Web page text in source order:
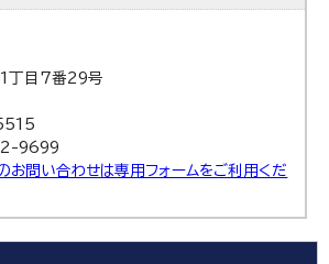
丁目7番29号
9699
お問い合わせは専用フォームをご利用くだ